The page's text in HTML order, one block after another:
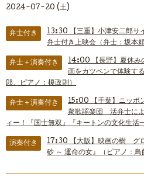
2024-07-20 (土)
弁士付き 13:30
【三重】小津安二郎サ
弁士付き上映会（弁士：坂本頼
弁士＋演奏付き 14:00
【長野】夏休
画をカツベンで体験す
郎、ピアノ：榎政則）
弁士＋演奏付き 15:00
【千葉】ニッ
衆歌謡楽団 活弁士に
ィー！『国士無双』『キートンの文化生活
演奏付き 17:30
【大阪】映画の樹 グ
砂 ～ 運命の女』（ピアノ：鳥